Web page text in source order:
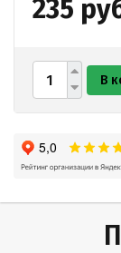
235
В